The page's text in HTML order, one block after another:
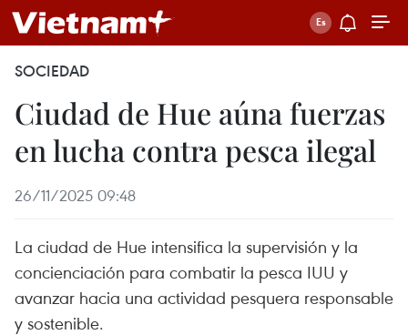
SOCIEDAD
Ciudad de Hue aúna fuerzas
en lucha contra pesca ilegal
26/11/2025 09:48
La ciudad de Hue intensifica la supervisión y la
concienciación para combatir la pesca IUU y
avanzar hacia una actividad pesquera responsable
y sostenible.